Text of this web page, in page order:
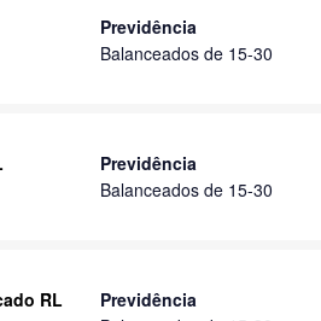
Previdência
Balanceados de 15-30
Previdência
Balanceados de 15-30
RL
Previdência